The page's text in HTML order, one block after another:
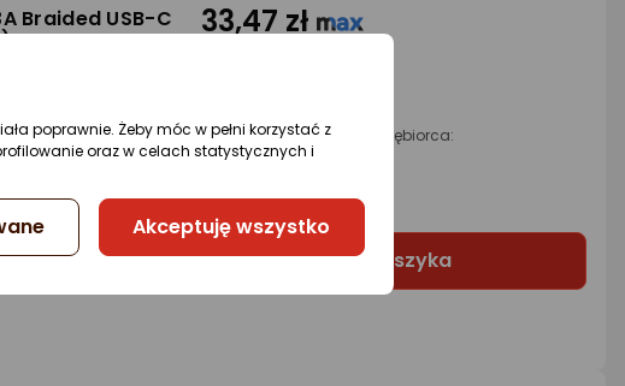
Braided USB-C 33,47 zł
Sprzedaje i wysyła przedsiębiorca:
Morele.net
2 propozycjeod 39,98 zł
Do koszyka
poprawnie. Żeby móc w pełni korzystać z
oraz w celach statystycznych i
Akceptuję wszystko